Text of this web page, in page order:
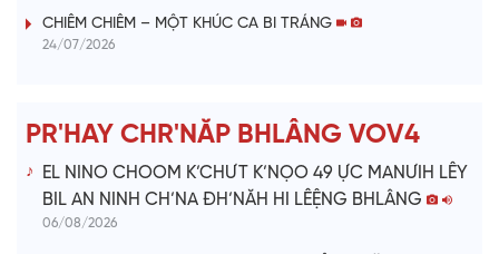
i
e
o
CHIÊM CHIÊM – MỘT KHÚC CA BI TRÁNG
24/07/2026
PR'HAY CHR'NĂP BHLÂNG VOV4
EL NINO CHOOM K’CHƯT K’NỌO 49 ỰC MANƯIH LÊY
BIL AN NINH CH’NA ĐH’NĂH HI LÊỆNG BHLÂNG
06/08/2026